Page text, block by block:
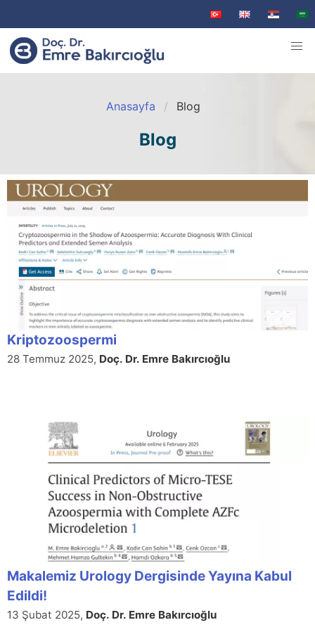
Anasayfa Blog
Blog
Kriptozoospermi
28 Temmuz 2025, Doç. Dr. Emre Bakırcıoğlu
Makalemiz Urology Dergisinde Yayına Kabul
Edildi!
13 Şubat 2025, Doç. Dr. Emre Bakırcıoğlu